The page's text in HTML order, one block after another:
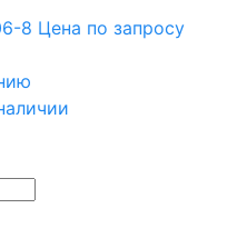
8 Цена по запросу